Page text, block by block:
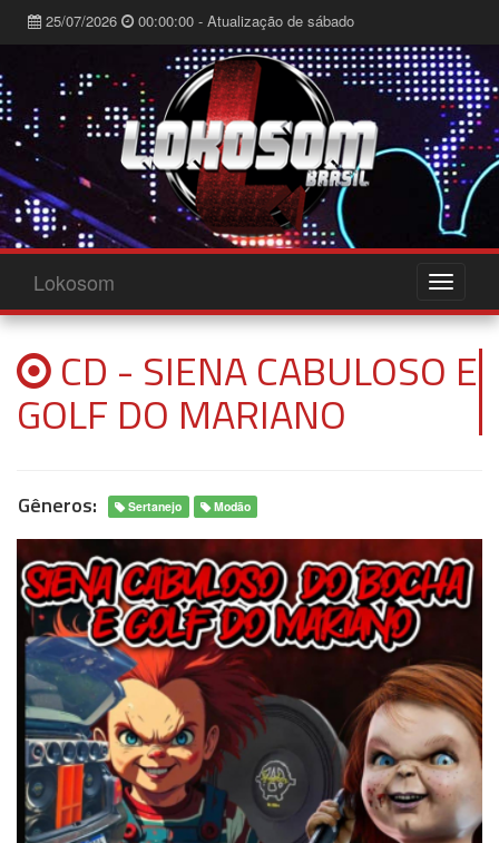
25/07/2026 00:00:00 - Atualização de sábado
Lokosom
CD - SIENA CABULOSO E
GOLF DO MARIANO
Gêneros: Sertanejo Modão